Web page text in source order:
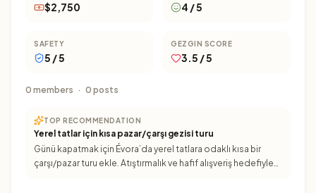
$2,750 4 / 5
SAFETY
5 / 5
GEZGIN SCORE
3.5 / 5
0 members · 0 posts
TOP RECOMMENDATION
Yerel tatlar için kısa pazar/çarşı gezisi turu
Günü kapatmak için Évora’da yerel tatlara odaklı kısa bir
çarşı/pazar turu ekle. Atıştırmalık ve hafif alışveriş hedefiyle